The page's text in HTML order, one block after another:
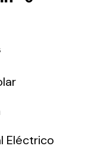
Eléctrico